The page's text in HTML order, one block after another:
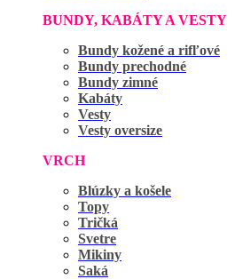
BUNDY, KABÁTY A VESTY
Bundy kožené a rifľové
Bundy prechodné
Bundy zimné
Kabáty
Vesty
Vesty oversize
VRCH
Blúzky a košele
Topy
Tričká
Svetre
Mikiny
Saká